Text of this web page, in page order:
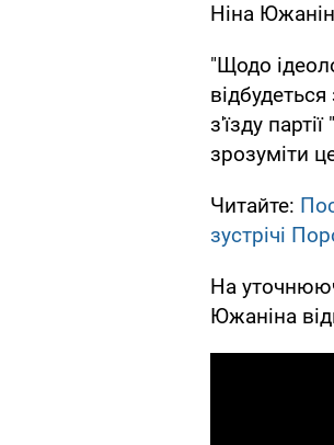
Ніна
"Щодо
з'їзду
зрозуміти
Читайте:
зустрічі
На
Южаніна